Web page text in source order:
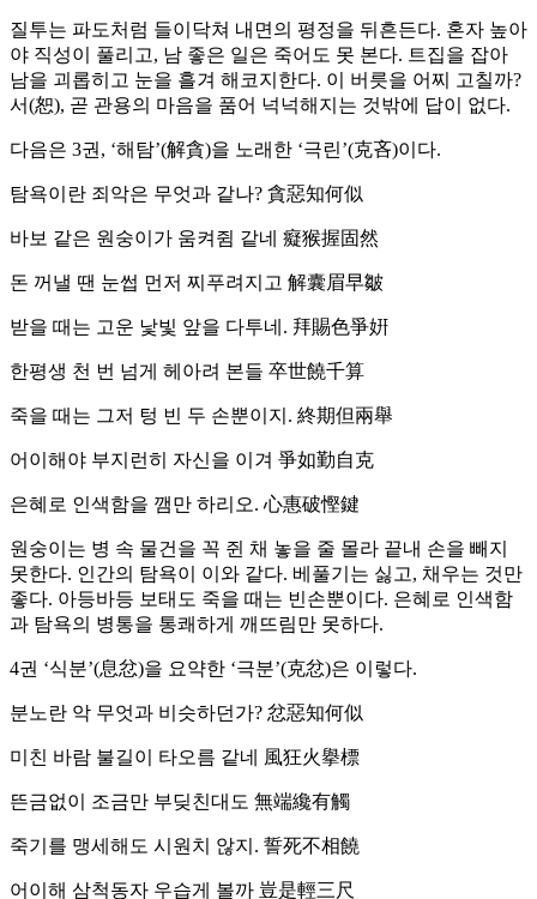
질투는 파도처럼 들이닥쳐 내면의 평정을 뒤흔든다. 혼자 높아
야 직성이 풀리고, 남 좋은 일은 죽어도 못 본다. 트집을 잡아
남을 괴롭히고 눈을 흘겨 해코지한다. 이 버릇을 어찌 고칠까?
서(恕), 곧 관용의 마음을 품어 넉넉해지는 것밖에 답이 없다.
다음은 3권, ‘해탐’(解貪)을 노래한 ‘극린’(克吝)이다.
탐욕이란 죄악은 무엇과 같나? 貪惡知何似
바보 같은 원숭이가 움켜쥠 같네 癡猴握固然
돈 꺼낼 땐 눈썹 먼저 찌푸려지고 解囊眉早皺
받을 때는 고운 낯빛 앞을 다투네. 拜賜色爭姸
한평생 천 번 넘게 헤아려 본들 卒世饒千算
죽을 때는 그저 텅 빈 두 손뿐이지. 終期但兩舉
어이해야 부지런히 자신을 이겨 爭如勤自克
은혜로 인색함을 깸만 하리오. 心惠破慳鍵
원숭이는 병 속 물건을 꼭 쥔 채 놓을 줄 몰라 끝내 손을 빼지
못한다. 인간의 탐욕이 이와 같다. 베풀기는 싫고, 채우는 것만
좋다. 아등바등 보태도 죽을 때는 빈손뿐이다. 은혜로 인색함
과 탐욕의 병통을 통쾌하게 깨뜨림만 못하다.
4권 ‘식분’(息忿)을 요약한 ‘극분’(克忿)은 이렇다.
분노란 악 무엇과 비슷하던가? 忿惡知何似
미친 바람 불길이 타오름 같네 風狂火擧標
뜬금없이 조금만 부딪친대도 無端纔有觸
죽기를 맹세해도 시원치 않지. 誓死不相饒
어이해 삼척동자 우습게 볼까 豈是輕三尺